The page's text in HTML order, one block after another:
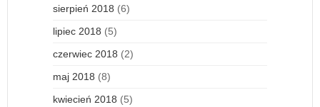
sierpień 2018 (6)
lipiec 2018 (5)
czerwiec 2018 (2)
maj 2018 (8)
kwiecień 2018 (5)